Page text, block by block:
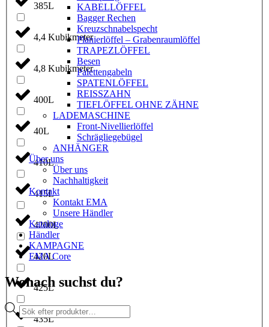
385L
4,4 Kubikmeter
4,8 Kubikmeter
400L
40L
410L
415L
4200L
420L
425L
435L
KABELLÖFFEL
Bagger Rechen
Kreuzschnabelspecht
Planierlöffel – Grabenraumlöffel
TRAPEZLÖFFEL
Besen
Palettengabeln
SPATENLÖFFEL
REISSZAHN
TIEFLÖFFEL OHNE ZÄHNE
LADEMASCHINE
Front-Nivellierlöffel
Schrägliegebügel
ANHÄNGER
Über uns
Über uns
Nachhaltigkeit
Kontakt
Kontakt EMA
Unsere Händler
Kataloge
Händler
KAMPAGNE
EMA Core
Wonach suchst du?
Products
search